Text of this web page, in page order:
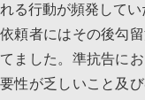
れる行動が頻発してい
依頼者にはその後勾
てました。準抗告に
要性が乏しいこと及